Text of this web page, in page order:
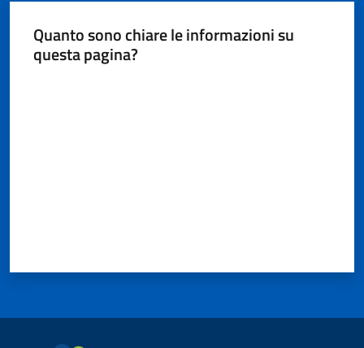
Quanto sono chiare le informazioni su
questa pagina?